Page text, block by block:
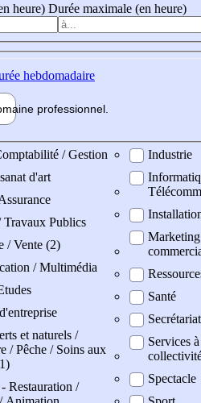
heure) Durée maximale (en heure)
hebdomadaire
professionnel
/ Gestion
d'art
Travaux Publics
/ Vente (2)
/ Multimédia
et naturels /
/ Pêche / Soins aux
Restauration /
Industrie
Santé
Services
Spectacle